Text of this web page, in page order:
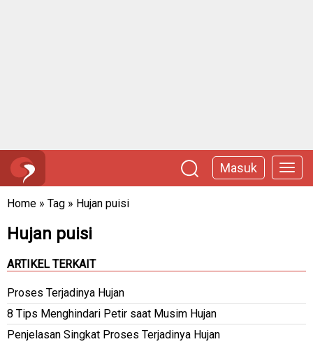
Masuk
Home » Tag » Hujan puisi
Hujan puisi
ARTIKEL TERKAIT
Proses Terjadinya Hujan
8 Tips Menghindari Petir saat Musim Hujan
Penjelasan Singkat Proses Terjadinya Hujan